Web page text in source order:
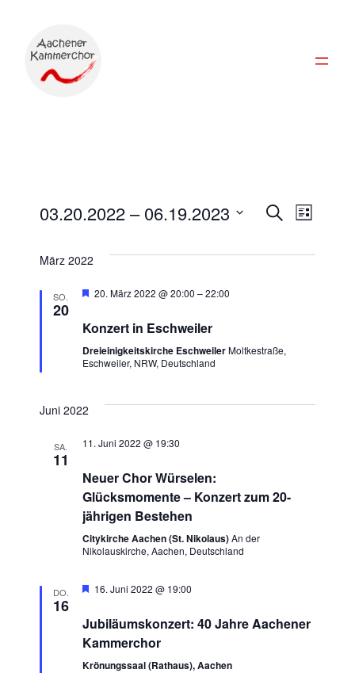
Suche
SucheListe
03.20.2022 – 06.19.2023
wählen.
März 2022
SO.
20
Hervorgehoben
20. März 2022 @ 20:00 –22:00
Konzert in Eschweiler
Dreieinigkeitskirche EschweilerMoltkestraße,
Eschweiler, NRW, Deutschland
Juni 2022
SA.
11
11. Juni 2022 @ 19:30
Neuer Chor Würselen:
Glücksmomente – Konzert zum 20-
jährigen Bestehen
Citykirche Aachen (St. Nikolaus)An der
Nikolauskirche, Aachen, Deutschland
DO.
16
Hervorgehoben
16. Juni 2022 @ 19:00
Jubiläumskonzert: 40 Jahre Aachener
Kammerchor
Krönungssaal (Rathaus), Aachen